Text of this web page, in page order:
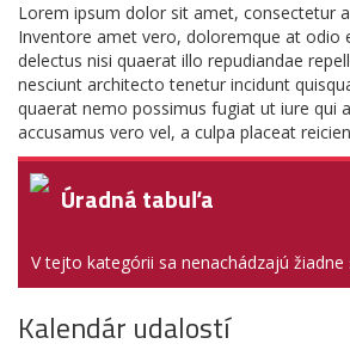
Lorem ipsum dolor sit amet, consectetur
Inventore amet vero, doloremque at odio
delectus nisi quaerat illo repudiandae
nesciunt architecto tenetur incidunt
quaerat nemo possimus fugiat ut iure qui
accusamus vero vel, a culpa placeat
Úradná tabuľa
V tejto kategórii sa nenachádzajú žiadne
Kalendár udalostí